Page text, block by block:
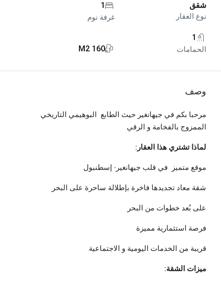
شقق
نوع العقار
1
غرفة نوم
1
الحمامات 160 M2
وصف
مرحبا بكم في جيهانغير حيث الطابع البوهيمي التاريخي
الممزوج بالفخامة و الرقي
لماذا تشتري هذا العقار:
موقع متميز في قلب جيهانغير- إسطنبول
شقة معاد تجديدها فاخرة بإطلالة ساحرة على البحر
على بُعد خطوات من البحر
فرصة استثمارية مميزة
قريبة من الخدمات اليومية و الاجتماعية
ميزات الشقة: